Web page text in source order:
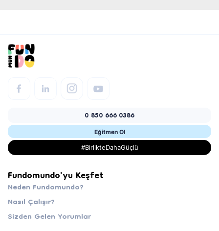
0 850 666 0386
Eğitmen Ol
#BirlikteDahaGüçlü
Fundomundo'yu Keşfet
Neden Fundomundo?
Nasıl Çalışır?
Sizden Gelen Yorumlar